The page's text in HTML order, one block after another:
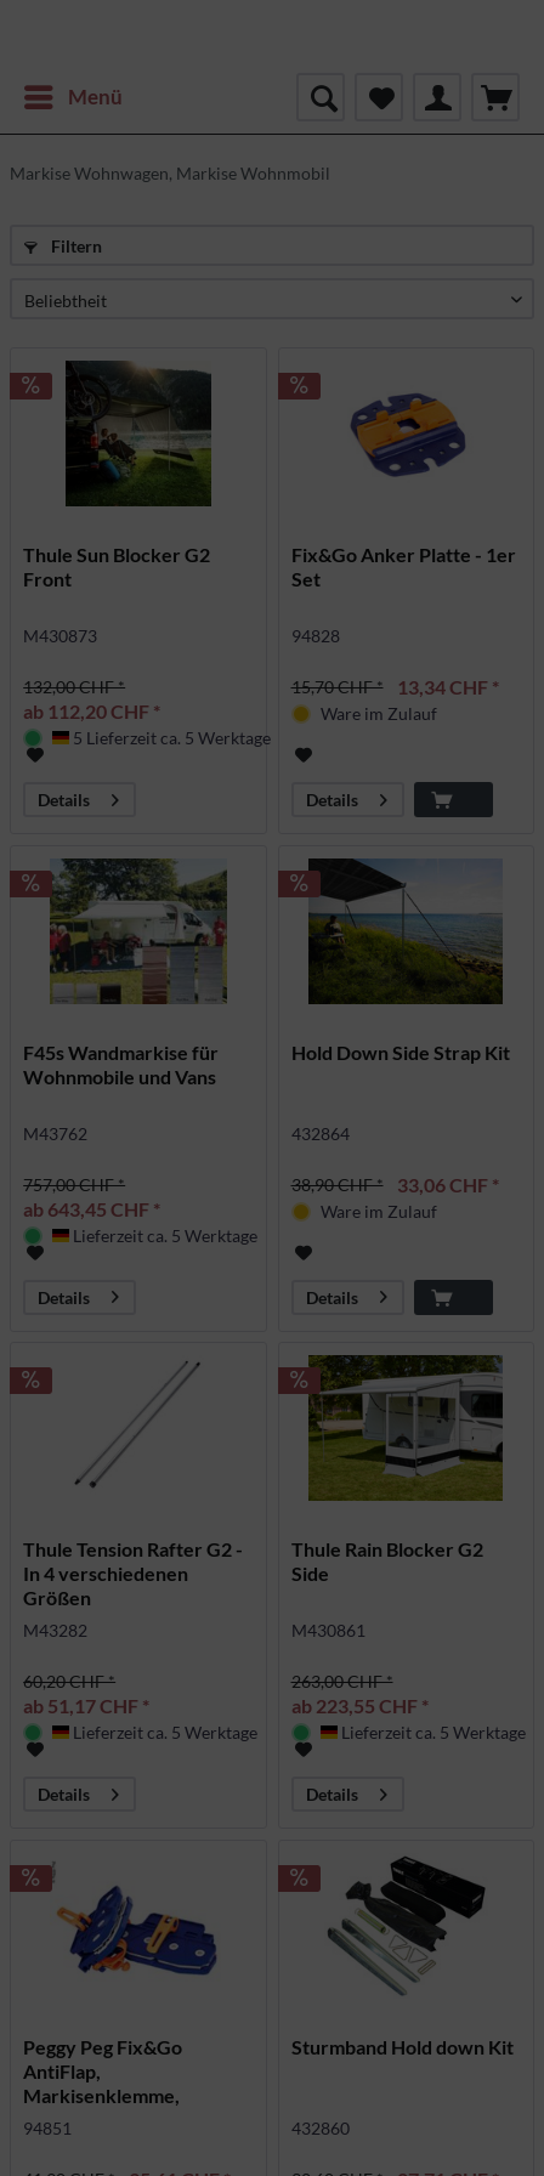
Menü
Markise Wohnwagen, Markise Wohnmobil
Filtern
Thule Sun Blocker G2
Front
M430873
132,00 CHF *
ab 112,20 CHF *
Deutschland
5 Lieferzeit ca. 5 Werktage
Details
Fix&Go Anker Platte - 1er
Set
94828
15,70 CHF * 13,34 CHF *
Ware im Zulauf
Details
F45s Wandmarkise für
Wohnmobile und Vans
M43762
757,00 CHF *
ab 643,45 CHF *
Deutschland
Lieferzeit ca. 5 Werktage
Details
Hold Down Side Strap Kit
432864
38,90 CHF * 33,06 CHF *
Ware im Zulauf
Details
Thule Tension Rafter G2 -
In 4 verschiedenen
Größen
M43282
60,20 CHF *
ab 51,17 CHF *
Deutschland
Lieferzeit ca. 5 Werktage
Details
Thule Rain Blocker G2
Side
M430861
263,00 CHF *
ab 223,55 CHF *
Deutschland
Lieferzeit ca. 5 Werktage
Details
Peggy Peg Fix&Go
AntiFlap,
Markisenklemme,
reduziert
94851
Sturmband Hold down Kit
432860